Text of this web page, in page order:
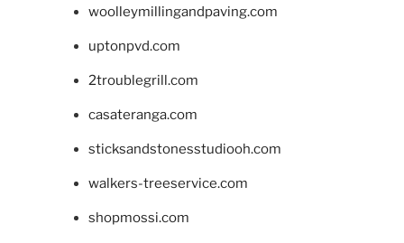
woolleymillingandpaving.com
uptonpvd.com
2troublegrill.com
casateranga.com
sticksandstonesstudiooh.com
walkers-treeservice.com
shopmossi.com